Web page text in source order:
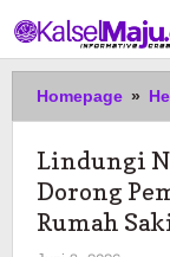
ke
konten
Homepage »
Lindungi
Dorong
Rumah